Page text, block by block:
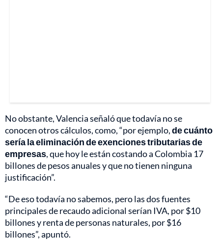
No obstante, Valencia señaló que todavía no se
conocen otros cálculos, como, “por ejemplo,de cuánto
sería la eliminación de exenciones tributarias de
empresas, que hoy le están costando a Colombia 17
billones de pesos anuales y que no tienen ninguna
justificación”.
“De eso todavía no sabemos, pero las dos fuentes
principales de recaudo adicional serían IVA, por $10
billones y renta de personas naturales, por $16
billones”, apuntó.